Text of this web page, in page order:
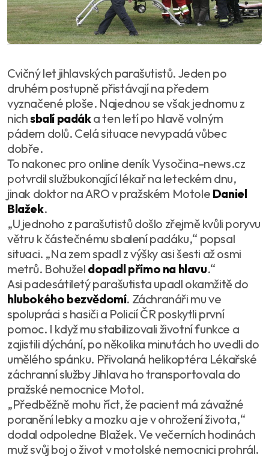
Cvičný let jihlavských parašutistů. Jeden po
druhém postupně přistávají na předem
vyznačené ploše. Najednou se však jednomu z
nichsbalí padáka ten letí po hlavě volným
pádem dolů. Celá situace nevypadá vůbec
dobře.
To nakonec pro online deník Vysočina-news.cz
potvrdil službukonající lékař na leteckém dnu,
jinak doktor na ARO v pražském Motole Daniel
Blažek.
„U jednoho z parašutistů došlo zřejmě kvůli poryvu
větru k částečnému sbalení padáku,“ popsal
situaci. „Na zem spadl z výšky asi šesti až osmi
metrů. Bohužel dopadl přímo na hlavu.“
Asi padesátiletý parašutista upadl okamžitě do
hlubokého bezvědomí. Záchranáři mu ve
spolupráci s hasiči a Policií ČR poskytli první
pomoc. I když mu stabilizovali životní funkce a
zajistili dýchání, po několika minutách ho uvedli do
umělého spánku. Přivolaná helikoptéra Lékařské
záchranní služby Jihlava ho transportovala do
pražské nemocnice Motol.
„Předběžně mohu říct, že pacient má závažné
poranění lebky a mozku a je v ohrožení života,“
dodal odpoledne Blažek. Ve večerních hodinách
muž svůj boj o život v motolské nemocnici prohrál.